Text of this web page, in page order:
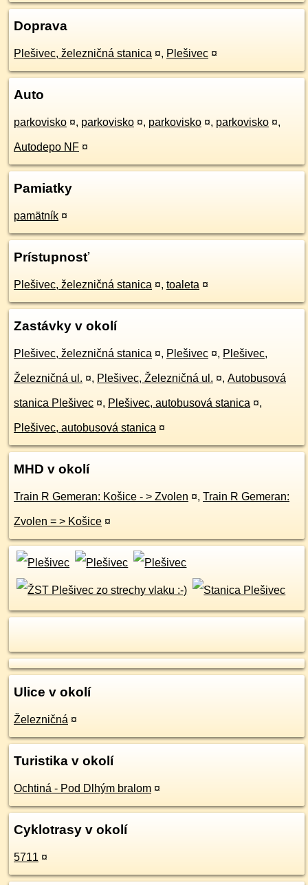
Doprava
Plešivec, železničná stanica ¤, Plešivec ¤
Auto
parkovisko ¤, parkovisko ¤, parkovisko ¤, parkovisko ¤,
Autodepo NF ¤
Pamiatky
pamätník ¤
Prístupnosť
Plešivec, železničná stanica ¤, toaleta ¤
Zastávky v okolí
Plešivec, železničná stanica ¤, Plešivec ¤, Plešivec,
Železničná ul. ¤, Plešivec, Železničná ul. ¤, Autobusová
stanica Plešivec ¤, Plešivec, autobusová stanica ¤,
Plešivec, autobusová stanica ¤
MHD v okolí
Train R Gemeran: Košice - > Zvolen ¤, Train R Gemeran:
Zvolen = > Košice ¤
Ulice v okolí
Železničná ¤
Turistika v okolí
Ochtiná - Pod Dlhým bralom ¤
Cyklotrasy v okolí
5711 ¤